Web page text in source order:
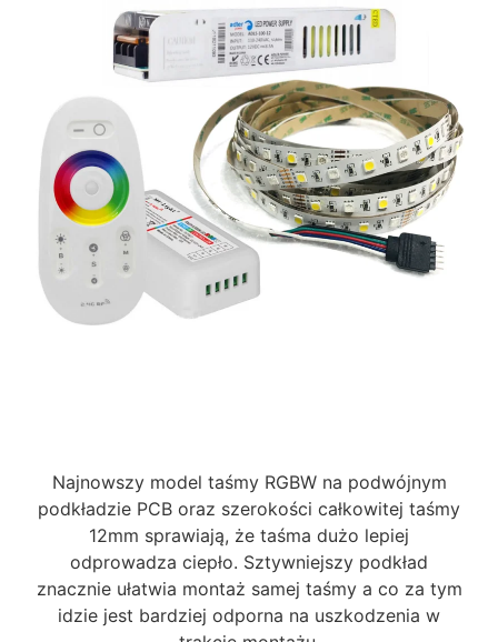
Najnowszy model taśmy RGBW na podwójnym
podkładzie PCB oraz szerokości całkowitej taśmy
12mm sprawiają, że taśma dużo lepiej
odprowadza ciepło. Sztywniejszy podkład
znacznie ułatwia montaż samej taśmy a co za tym
idzie jest bardziej odporna na uszkodzenia w